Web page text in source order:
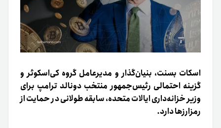
اسکات بسنت، بنیان‌گذار و مدیرعامل گروه کی‌اسکوئر و
گزینه احتمالی رئیس‌جمهور منتخب دونالد ترامپ برای
وزیر خزانه‌داری ایالات متحده، سابقه طولانی در حمایت از
رمزارزها دارد.